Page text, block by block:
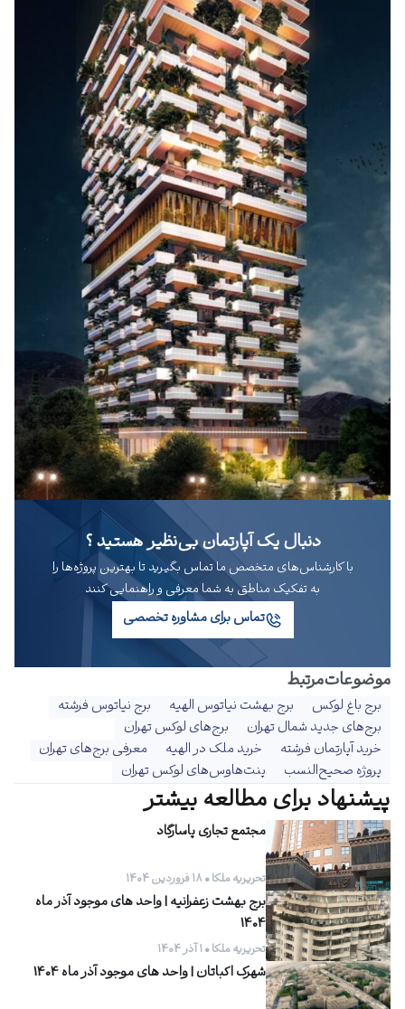
دنبال یک آپارتمان بی‌نظیر هستید ؟
با کارشناس‌های متخصص ما تماس بگیرید تا بهترین پروژه‌ها را
به تفکیک مناطق به شما معرفی و راهنمایی کنند
تماس برای مشاوره تخصصی
موضوعات‌‌مرتبط
برج باغ لوکس برج بهشت نیاتوس الهیه
برج نیاتوس فرشته
برج‌های جدید شمال تهران
برج‌های لوکس تهران
خرید آپارتمان فرشته
خرید ملک در الهیه
معرفی برج‌های تهران
پروژه صحیح‌النسب
پنت‌هاوس‌های لوکس تهران
پیشنهاد برای مطالعه بیشتر
مجتمع تجاری پاسارگاد
تحریریه ملکا • ۱۸ فروردین ۱۴۰۴
برج بهشت زعفرانیه | واحد های موجود آذر ماه
1404
تحریریه ملکا • ۱ آذر ۱۴۰۴
شهرک اکباتان | واحد های موجود آذر ماه 1404